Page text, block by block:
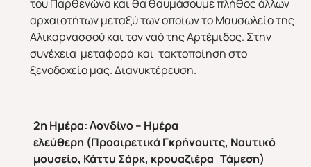
του Παρθενώνα και θα θαυμάσουμε πλήθος άλλων
αρχαιοτήτων μεταξύ των οποίων το Μαυσωλείο της
Αλικαρνασσού και τον ναό της Αρτέμιδος. Στην
συνέχεια μεταφορά και τακτοποίηση στο
ξενοδοχείο μας. Διανυκτέρευση.
2η Ημέρα:Λονδίνο – Ημέρα
ελεύθερη (Προαιρετικά Γκρήνουιτς, Ναυτικό
μουσείο, Κάττυ Σάρκ, κρουαζιέρα Τάμεση)